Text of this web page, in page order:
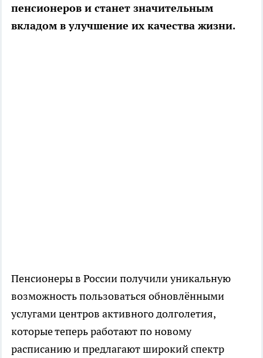
пенсионеров и станет значительным
вкладом в улучшение их качества жизни.
Пенсионеры в России получили уникальную
возможность пользоваться обновлёнными
услугами центров активного долголетия,
которые теперь работают по новому
расписанию и предлагают широкий спектр